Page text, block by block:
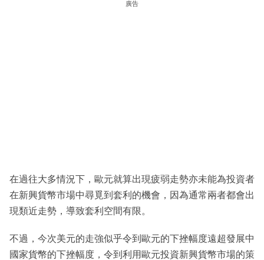
廣告
在過往大多情況下，歐元就算出現疲弱走勢亦未能為投資者
在新興貨幣市場中尋覓到套利的機會，因為通常兩者都會出
現類近走勢，導致套利空間有限。
不過，今次美元的走強似乎令到歐元的下挫幅度遠超發展中
國家貨幣的下挫幅度，令到利用歐元投資新興貨幣市場的策